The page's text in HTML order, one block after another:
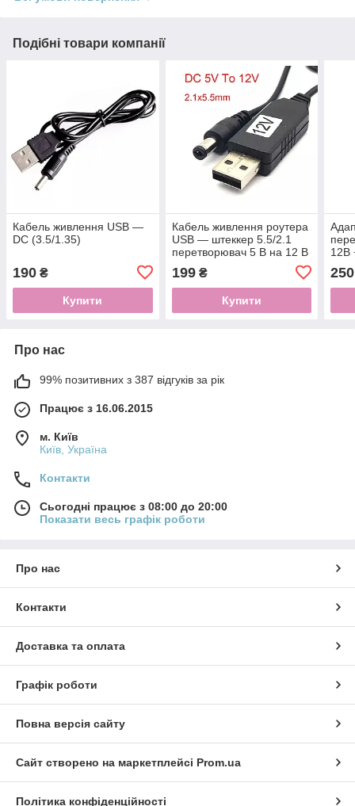
Подібні товари компанії
Кабель живлення USB —
DC (3.5/1.35)
190 ₴
Купити
Кабель живлення роутера
USB — штеккер 5.5/2.1
перетворювач 5 В на 12 В
199₴
Купити
12В
3.5/
250
Про нас
99% позитивних з 387 відгуків за рік
Працює з 16.06.2015
м. Київ
Київ, Україна
Контакти
Сьогодні працює з 08:00 до 20:00
Показати весь графік роботи
Про нас
Контакти
Доставка та оплата
Графік роботи
Повна версія сайту
Сайт створено на маркетплейсі Prom.ua
Політика конфіденційності